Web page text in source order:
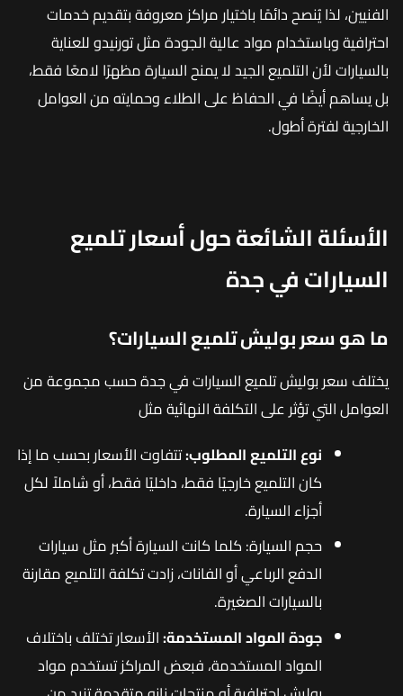
الفنيين، لذا يُنصح دائمًا باختيار مراكز معروفة بتقديم خدمات
احترافية وباستخدام مواد عالية الجودة مثل تورنيدو للعناية
بالسيارات لأن التلميع الجيد لا يمنح السيارة مظهرًا لامعًا فقط،
بل يساهم أيضًا في الحفاظ على الطلاء وحمايته من العوامل
الخارجية لفترة أطول.
الأسئلة الشائعة حول أسعار تلميع
السيارات في جدة
ما هو سعر بوليش تلميع السيارات؟
يختلف سعر بوليش تلميع السيارات في جدة حسب مجموعة من
العوامل التي تؤثر على التكلفة النهائية مثل
نوع التلميع المطلوب:تتفاوت الأسعار بحسب ما إذا
كان التلميع خارجيًا فقط، داخليًا فقط، أو شاملاً لكل
أجزاء السيارة.
حجم السيارة: كلما كانت السيارة أكبر مثل سيارات
الدفع الرباعي أو الفانات، زادت تكلفة التلميع مقارنة
بالسيارات الصغيرة.
جودة المواد المستخدمة:الأسعار تختلف باختلاف
المواد المستخدمة، فبعض المراكز تستخدم مواد